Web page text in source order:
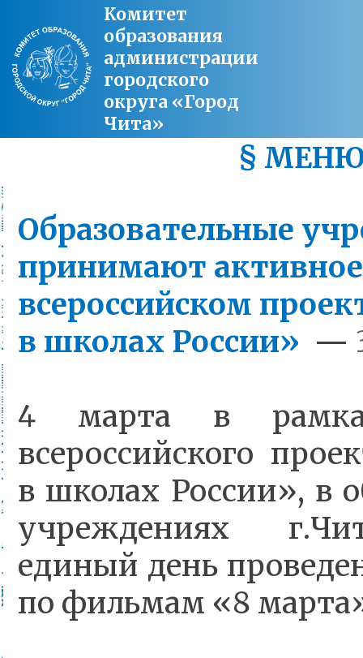
Комитет
образования
администрации
городского
округа «Город
Чита»
§
Образовательные
принимают активное
всероссийском
в школах России» —
4 марта в
всероссийского
в школах России», в
учреждениях
единый день
по фильмам «8